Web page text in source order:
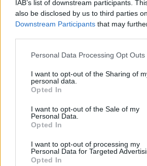
IAB’s list of downstream participants.
also be disclosed by us to third parties
Downstream Participants that may
Please note that this website/app uses
not limited to your visit or usage
grant or deny consent to Google and its
use your data for below specified
consent section.
Personal Data Processing Opt Outs
I want to opt-out of the Sharing of
personal data.
Opted In
I want to opt-out of the Sale of my
Personal Data.
Opted In
I want to opt-out of processing my
Personal Data for Targeted
Opted In
Koronavírus ellen